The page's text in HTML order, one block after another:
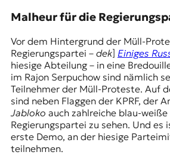
Malheur für die
Vor dem Hintergrund der Müll-
Regierungspartei – dek] Einiges
hiesige Abteilung – in eine
im Rajon Serpuchow sind nämlich
Teilnehmer der Müll-Proteste. Auf
sind neben Flaggen der KPRF, der
Jabloko auch zahlreiche blau-
Regierungspartei zu sehen. Und
erste Demo, an der hiesige
teilnehmen.